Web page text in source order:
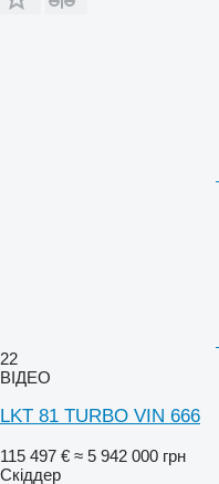
22
ВІДЕО
LKT 81 TURBO VIN 666
115 497 € ≈ 5 942 000 грн
Скіддер